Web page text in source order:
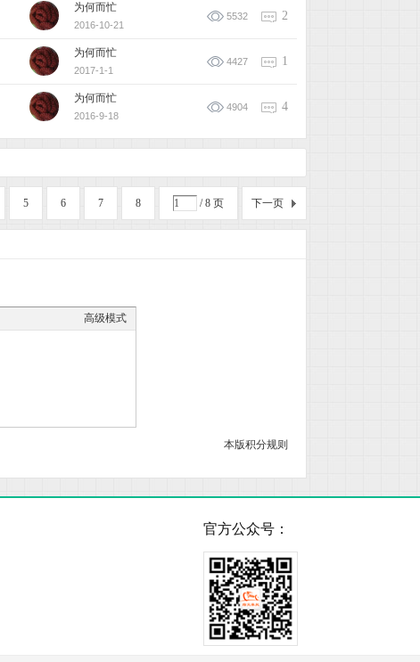
为何而忙
2016-10-21
5532 2
为何而忙
2017-1-1
4427 1
为何而忙
2016-9-18
4904 4
5 6 7 8 / 8 页 下一页
高级模式
本版积分规则
官方公众号：